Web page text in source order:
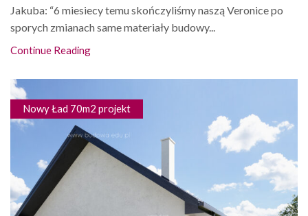
Jakuba: “6 miesiecy temu skończyliśmy naszą Veronice po
sporych zmianach same materiały budowy...
Continue Reading
Nowy Ład 70m2 projekt